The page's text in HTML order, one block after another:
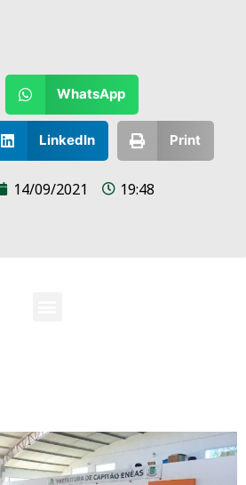
WhatsApp
LinkedIn Print
14/09/2021 19:48